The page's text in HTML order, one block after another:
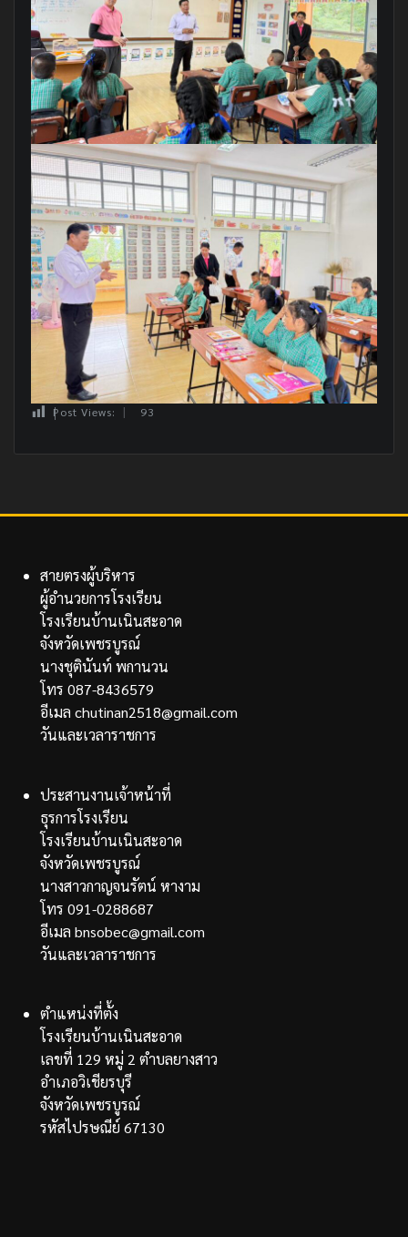
Post Views: 93
สายตรงผู้บริหาร
ผู้อำนวยการโรงเรียน
โรงเรียนบ้านเนินสะอาด
จังหวัดเพชรบูรณ์
นางชุตินันท์ พกานวน
โทร 087-8436579
อีเมล chutinan2518@gmail.com
วันและเวลาราชการ
ประสานงานเจ้าหน้าที่
ธุรการโรงเรียน
โรงเรียนบ้านเนินสะอาด
จังหวัดเพชรบูรณ์
นางสาวกาญจนรัตน์ หางาม
โทร 091-0288687
อีเมล bnsobec@gmail.com
วันและเวลาราชการ
ตำแหน่งที่ตั้ง
โรงเรียนบ้านเนินสะอาด
เลขที่ 129 หมู่ 2 ตำบลยางสาว
อำเภอวิเชียรบุรี
จังหวัดเพชรบูรณ์
รหัสไปรษณีย์ 67130